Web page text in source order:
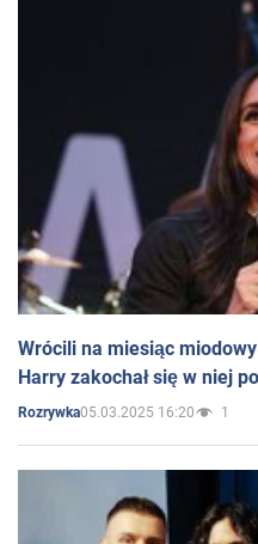
Wrócili na miesiąc
Harry zakochał się w niej
Rozrywka05.03.2025 16:20 1